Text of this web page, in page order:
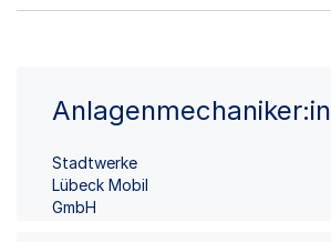
Anlagenmechaniker:in
Stadtwerke
Lübeck Mobil
GmbH